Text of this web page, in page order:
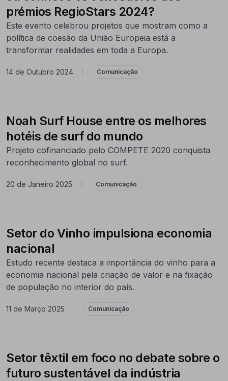
prémios RegioStars 2024?
Este evento celebrou projetos que mostram como a
política de coesão da União Europeia está a
transformar realidades em toda a Europa.
14 de Outubro 2024 Comunicação
Noah Surf House entre os melhores
hotéis de surf do mundo
Projeto cofinanciado pelo COMPETE 2020 conquista
reconhecimento global no surf.
20 de Janeiro 2025 Comunicação
Setor do Vinho impulsiona economia
nacional
Estudo recente destaca a importância do vinho para a
economia nacional pela criação de valor e na fixação
de população no interior do país.
11 de Março 2025 Comunicação
Setor têxtil em foco no debate sobre o
futuro sustentável da indústria